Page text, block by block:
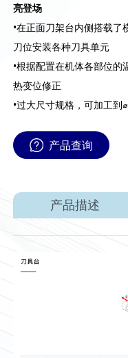
亮登场
•在正面刀架台内侧搭载
刀位安装各种刀具单元
•根据配置在机体各部位
热变位修正
•过大尺寸规格，可加工到
产品查询
产品描述